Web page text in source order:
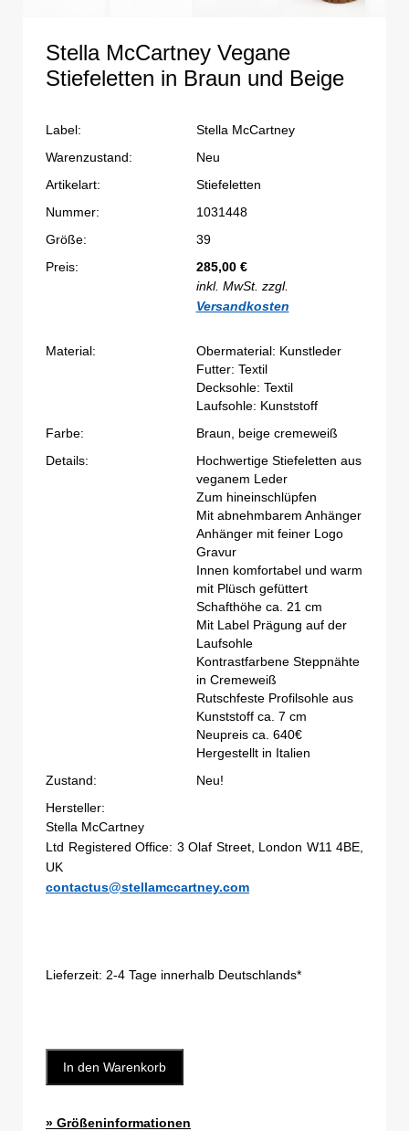
Stella McCartney Vegane
Stiefeletten in Braun und Beige
Label:
Stella McCartney
Warenzustand:
Neu
Artikelart:
Stiefeletten
Nummer:
1031448
Größe:
39
Preis:
285,00 €
inkl. MwSt. zzgl.
Versandkosten
Material:
Obermaterial: Kunstleder
Futter: Textil
Decksohle: Textil
Laufsohle: Kunststoff
Farbe:
Braun, beige cremeweiß
Details:
Hochwertige Stiefeletten aus
veganem Leder
Zum hineinschlüpfen
Mit abnehmbarem Anhänger
Anhänger mit feiner Logo
Gravur
Innen komfortabel und warm
mit Plüsch gefüttert
Schafthöhe ca. 21 cm
Mit Label Prägung auf der
Laufsohle
Kontrastfarbene Steppnähte
in Cremeweiß
Rutschfeste Profilsohle aus
Kunststoff ca. 7 cm
Neupreis ca. 640€
Hergestellt in Italien
Zustand:
Neu!
Hersteller:
Stella McCartney
Ltd Registered Office: 3 Olaf Street, London W11 4BE,
UK
contactus@stellamccartney.com
Lieferzeit: 2-4 Tage innerhalb Deutschlands*
In den Warenkorb
» Größeninformationen